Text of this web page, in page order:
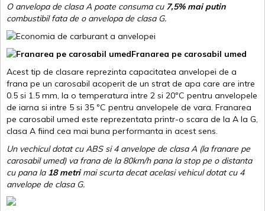
O anvelopa de clasa A poate consuma cu 7,5% mai putin
combustibil fata de o anvelopa de clasa G.
Franarea pe carosabil umed
Acest tip de clasare reprezinta capacitatea anvelopei de a
frana pe un carosabil acoperit de un strat de apa care are intre
0.5 si 1.5 mm, la o temperatura intre 2 si 20ºC pentru anvelopele
de iarna si intre 5 si 35 ºC pentru anvelopele de vara. Franarea
pe carosabil umed este reprezentata printr-o scara de la A la G,
clasa A fiind cea mai buna performanta in acest sens.
Un vechicul dotat cu ABS si 4 anvelope de clasa A (la franare pe
carosabil umed) va frana de la 80km/h pana la stop pe o distanta
cu pana la 18 metrimai scurta decat acelasi vehicul dotat cu 4
anvelope de clasa G.